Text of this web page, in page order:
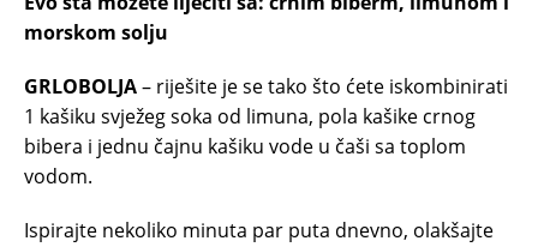
morskom solju
GRLOBOLJA– riješite je se tako što ćete iskombinirati
1 kašiku svježeg soka od limuna, pola kašike crnog
bibera i jednu čajnu kašiku vode u čaši sa toplom
vodom.
Ispirajte nekoliko minuta par puta dnevno, olakšajte